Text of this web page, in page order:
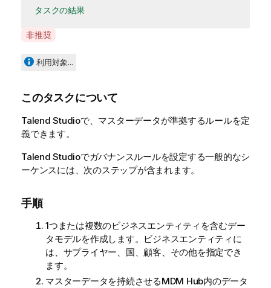
タスクの結果
A
a
a
b
i
l
i
t
n
非推奨
利用対象...
このタスクについて
Talend Studioで、マスターデータが準拠するルールを定
義できます。
Talend Studioでガバナンスルールを設定する一般的なシ
ーケンスには、次のステップが含まれます。
手順
1つまたは複数のビジネスエンティティを含むデー
タモデルを作成します。ビジネスエンティティに
は、サプライヤー、国、顧客、その他を指定でき
ます。
マスターデータを持続させるMDM Hub内のデータ